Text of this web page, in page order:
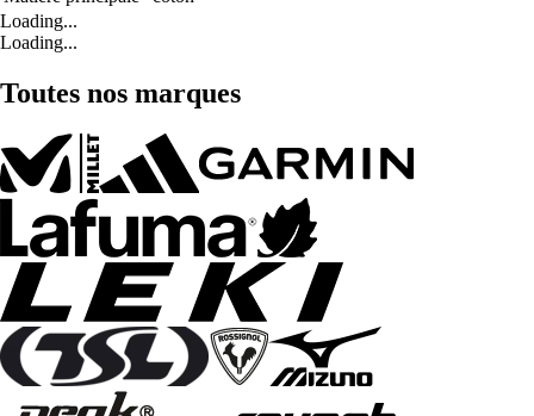
Loading...
Loading...
Toutes nos marques